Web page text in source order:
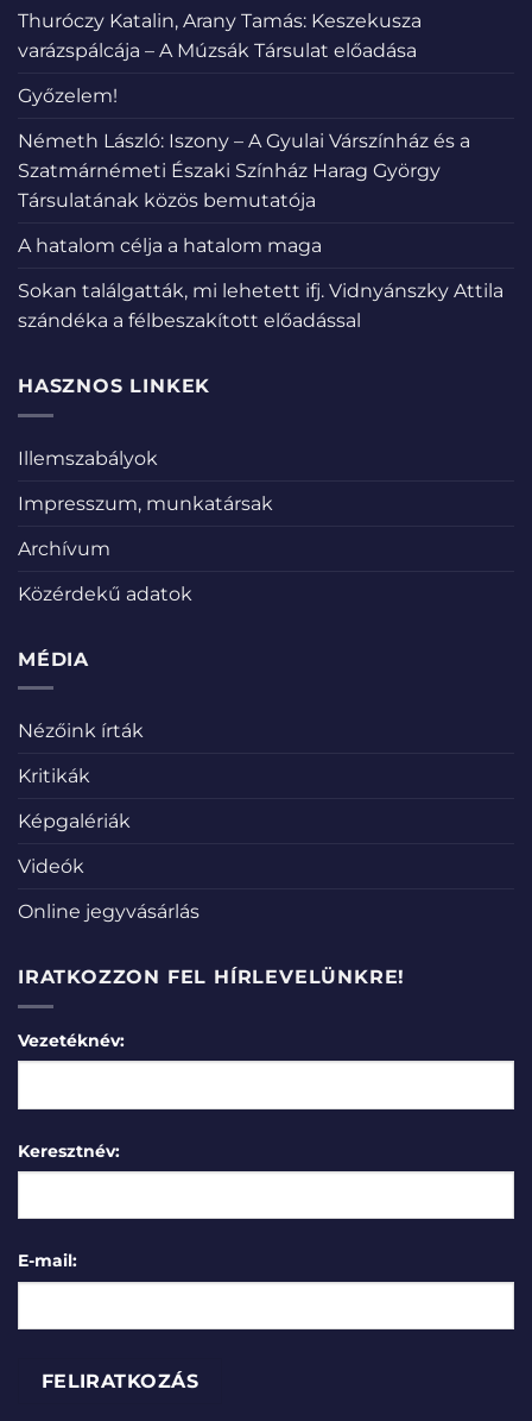
Thuróczy Katalin, Arany Tamás: Keszekusza
varázspálcája – A Múzsák Társulat előadása
Győzelem!
Németh László: Iszony – A Gyulai Várszínház és a
Szatmárnémeti Északi Színház Harag György
Társulatának közös bemutatója
A hatalom célja a hatalom maga
Sokan találgatták, mi lehetett ifj. Vidnyánszky Attila
szándéka a félbeszakított előadással
HASZNOS LINKEK
Illemszabályok
Impresszum, munkatársak
Archívum
Közérdekű adatok
MÉDIA
Nézőink írták
Kritikák
Képgalériák
Videók
Online jegyvásárlás
IRATKOZZON FEL HÍRLEVELÜNKRE!
Vezetéknév:
Keresztnév:
E-mail: